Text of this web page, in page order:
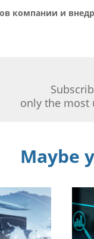
компании и
only the most
Maybe